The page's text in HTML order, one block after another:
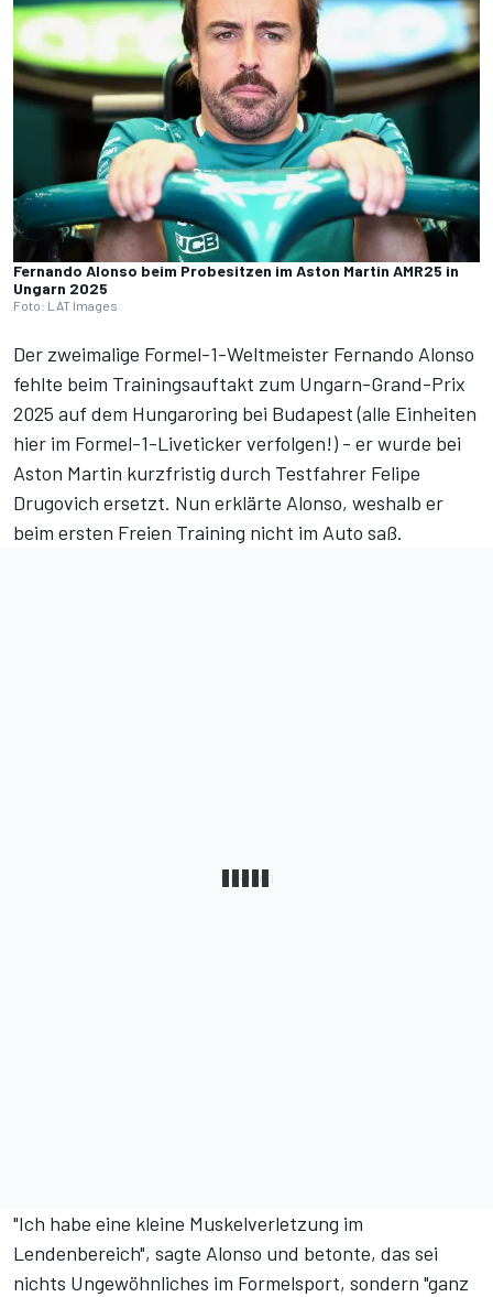
Fernando Alonso beim Probesitzen im Aston Martin AMR25 in
Ungarn 2025
Foto: LAT Images
Der zweimalige Formel-1-Weltmeister Fernando Alonso
fehlte beim Trainingsauftakt zum Ungarn-Grand-Prix
2025 auf dem Hungaroring bei Budapest (alle Einheiten
hier im Formel-1-Liveticker verfolgen!) - er wurde bei
Aston Martin kurzfristig durch Testfahrer Felipe
Drugovich ersetzt. Nun erklärte Alonso, weshalb er
beim ersten Freien Training nicht im Auto saß.
"Ich habe eine kleine Muskelverletzung im
Lendenbereich", sagte Alonso und betonte, das sei
nichts Ungewöhnliches im Formelsport, sondern "ganz